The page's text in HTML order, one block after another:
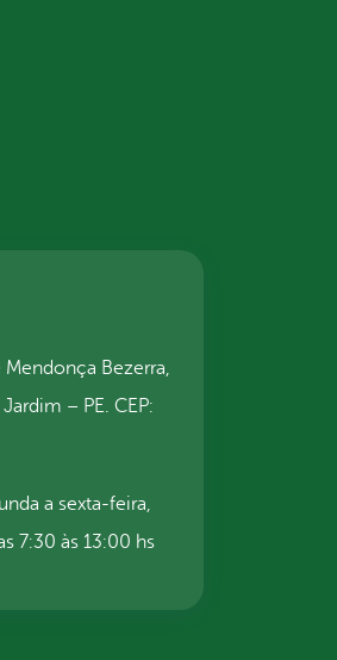
Bezerra,
– PE. CEP:
a sexta-feira,
7:30 às 13:00 hs